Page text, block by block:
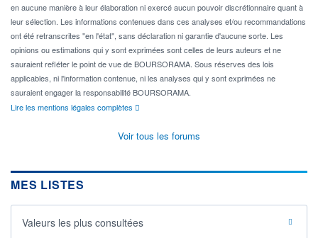
en aucune manière à leur élaboration ni exercé aucun pouvoir discrétionnaire quant à
leur sélection. Les informations contenues dans ces analyses et/ou recommandations
ont été retranscrites "en l'état", sans déclaration ni garantie d'aucune sorte. Les
opinions ou estimations qui y sont exprimées sont celles de leurs auteurs et ne
sauraient refléter le point de vue de BOURSORAMA. Sous réserves des lois
applicables, ni l'information contenue, ni les analyses qui y sont exprimées ne
sauraient engager la responsabilité BOURSORAMA.
Lire les mentions légales complètes
Voir tous les forums
MES LISTES
Valeurs les plus consultées